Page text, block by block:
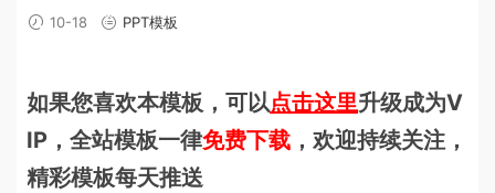
10-18 PPT模板
如果您喜欢本模板，可以点击这里升级成为V
IP，全站模板一律免费下载 ，欢迎持续关注，
精彩模板每天推送